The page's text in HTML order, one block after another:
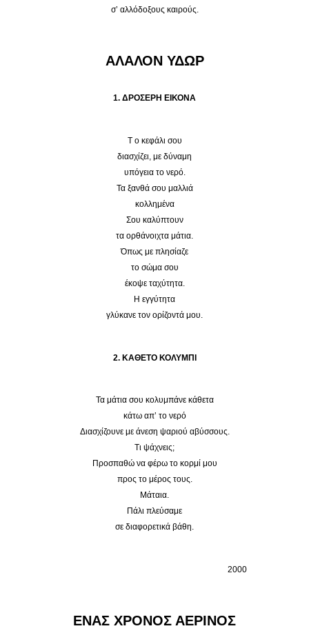
σ’ αλλόδοξους καιρούς.
ΑΛΑΛΟΝ ΥΔΩΡ
1. ΔΡΟΣΕΡΗ ΕΙΚΟΝΑ
Τ ο κεφάλι σου
διασχίζει, με δύναμη
υπόγεια το νερό.
Τα ξανθά σου μαλλιά
κολλημένα
Σου καλύπτουν
τα ορθάνοιχτα μάτια.
Όπως με πλησίαζε
το σώμα σου
έκοψε ταχύτητα.
Η εγγύτητα
γλύκανε τον ορίζοντά μου.
2. ΚΑΘΕΤΟ ΚΟΛΥΜΠΙ
Τα μάτια σου κολυμπάνε κάθετα
κάτω απ’ το νερό
Διασχίζουνε με άνεση ψαριού αβύσσους.
Τι ψάχνεις;
Προσπαθώ να φέρω το κορμί μου
προς το μέρος τους.
Μάταια.
Πάλι πλεύσαμε
σε διαφορετικά βάθη.
2000
ΕΝΑΣ ΧΡΟΝΟΣ ΑΕΡΙΝΟΣ